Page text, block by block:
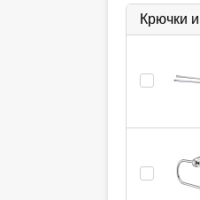
Крючки